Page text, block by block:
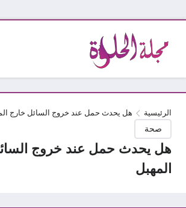
الرئيسية هل يحدث حمل عند خروج السائل خارج
صحة
هل يحدث حمل عند خروج
المهبل